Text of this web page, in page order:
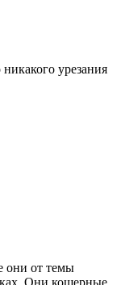
урезания
они от темы
Они кошерные,